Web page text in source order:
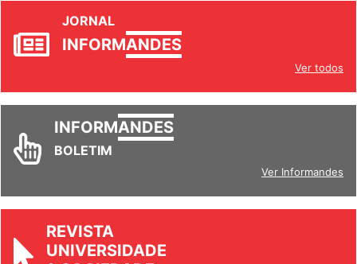
JORNAL
INFORMANDES
Ver todos
INFORMANDES
BOLETIM
Ver Informandes
REVISTA
UNIVERSIDADE